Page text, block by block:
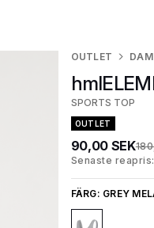
OUTLET DAM
SPORTS TOP
OUTLET
90,00 SEK
Senaste
FÄRG: GREY